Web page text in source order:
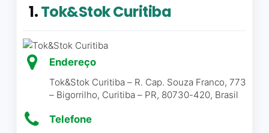
1.Tok&Stok Curitiba
Endereço
Tok&Stok Curitiba – R. Cap. Souza Franco, 773
– Bigorrilho, Curitiba – PR, 80730-420, Brasil
Telefone